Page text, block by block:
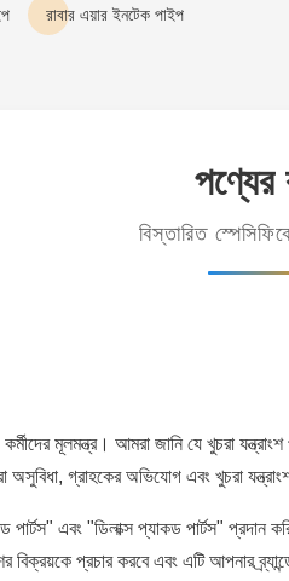
রাবার এয়ার ইনটেক পাইপ
পণ্যের
বিস্তারিত
মূলমন্ত্র। আমরা জানি যে খুচরা
গ্রাহকের অভিযোগ এবং খুচরা
এবং "ডিলাক্স প্যাকড পার্টস" প্রদান
বিক্রয়কে প্রচার করবে এবং এটি আপনার